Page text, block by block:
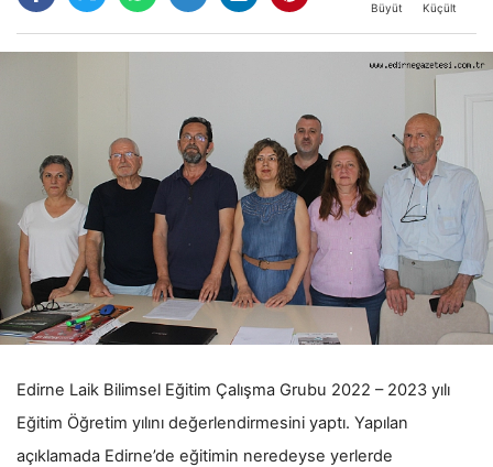
Büyüt Küçült
Edirne Laik Bilimsel Eğitim Çalışma Grubu 2022 – 2023 yılı
Eğitim Öğretim yılını değerlendirmesini yaptı. Yapılan
açıklamada Edirne’de eğitimin neredeyse yerlerde